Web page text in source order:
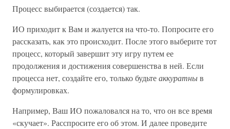
Процесс выбирается (создается) так.
ИО приходит к Вам и жалуется на что-то. Попросите его
рассказать, как это происходит. После этого выберите тот
процесс, который завершит эту игру путем ее
продолжения и достижения совершенства в ней. Если
процесса нет, создайте его, только будьтеаккуратныв
формулировках.
Например, Ваш ИО пожаловался на то, что он все время
«скучает». Расспросите его об этом. И далее проведите